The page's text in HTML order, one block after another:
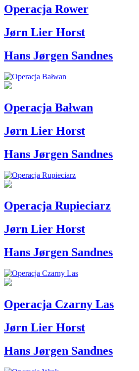
Operacja Rower
Jørn Lier Horst
Hans Jørgen Sandnes
Operacja Bałwan
Jørn Lier Horst
Hans Jørgen Sandnes
Operacja Rupieciarz
Jørn Lier Horst
Hans Jørgen Sandnes
Operacja Czarny Las
Jørn Lier Horst
Hans Jørgen Sandnes